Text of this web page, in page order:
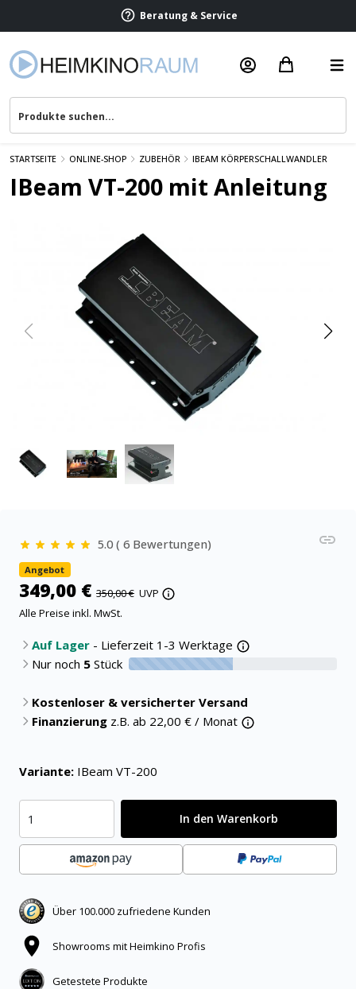
Beratung & Service
STARTSEITE ONLINE-SHOP ZUBEHÖR IBEAM KÖRPERSCHALLWANDLER
IBeam VT-200 mit Anleitung
5.0 ( 6 Bewertungen)
Angebot
349,00 € 350,00 € UVP
Alle Preise inkl. MwSt.
Auf Lager - Lieferzeit 1-3 Werktage
Nur noch 5 Stück 50% verfügbar
Kostenloser & versicherter Versand
Finanzierung z.B. ab 22,00 € / Monat
Variante: IBeam VT-200
In den Warenkorb
Über 100.000 zufriedene Kunden
Showrooms mit Heimkino Profis
Getestete Produkte